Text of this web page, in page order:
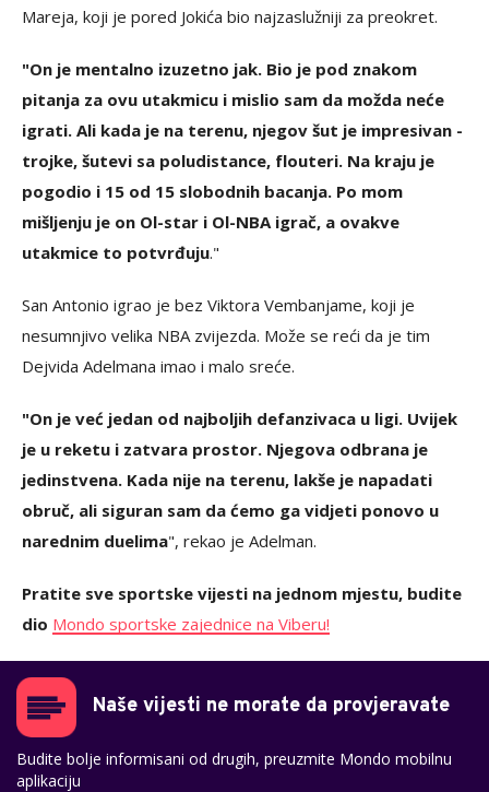
Mareja, koji je pored Jokića bio najzaslužniji za preokret.
"On je mentalno izuzetno jak. Bio je pod znakom
pitanja za ovu utakmicu i mislio sam da možda neće
igrati. Ali kada je na terenu, njegov šut je impresivan -
trojke, šutevi sa poludistance, flouteri. Na kraju je
pogodio i 15 od 15 slobodnih bacanja. Po mom
mišljenju je on Ol-star i Ol-NBA igrač, a ovakve
utakmice to potvrđuju."
San Antonio igrao je bez Viktora Vembanjame, koji je
nesumnjivo velika NBA zvijezda. Može se reći da je tim
Dejvida Adelmana imao i malo sreće.
"On je već jedan od najboljih defanzivaca u ligi. Uvijek
je u reketu i zatvara prostor. Njegova odbrana je
jedinstvena. Kada nije na terenu, lakše je napadati
obruč, ali siguran sam da ćemo ga vidjeti ponovo u
narednim duelima", rekao je Adelman.
Pratite sve sportske vijesti na jednom mjestu, budite
dio Mondo sportske zajednice na Viberu!
Naše vijesti ne morate da provjeravate
Budite bolje informisani od drugih, preuzmite Mondo mobilnu
aplikaciju